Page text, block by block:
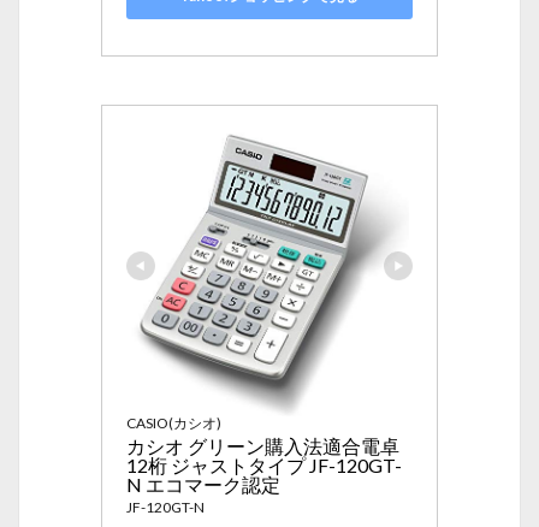
CASIO(カシオ)
カシオ グリーン購入法適合電卓
12桁 ジャストタイプ JF-120GT-
N エコマーク認定
JF-120GT-N